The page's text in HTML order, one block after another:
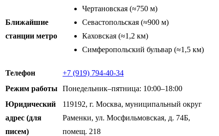
Ближайшие
станции метро
Чертановская (≈750 м)
Севастопольская (≈900 м)
Каховская (≈1,2 км)
Симферопольский бульвар (≈1,5 км)
Телефон
+7 (919) 794-40-34
Режим работы
Понедельник–пятница: 10:00–18:00
Юридический
адрес (для
писем)
119192, г. Москва, муниципальный округ
Раменки, ул. Мосфильмовская, д. 74Б,
помещ. 218